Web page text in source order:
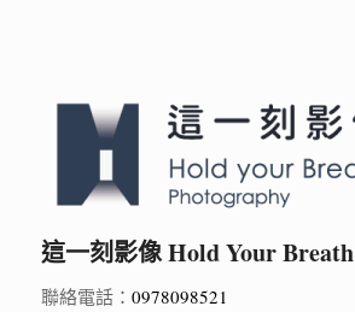
這一刻影像 Hold Your Breath
聯絡電話： 0978098521